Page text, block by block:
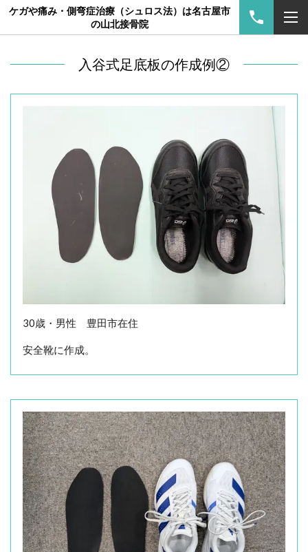
ケガや痛み・側弯症治療（シュロス法）は名古屋市
の山北接骨院
入谷式足底板の作成例②
30歳・男性 豊田市在住
安全靴に作成。